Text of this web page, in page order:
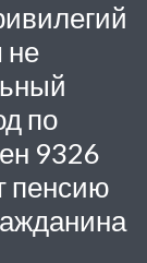
не
по
9326
пенсию